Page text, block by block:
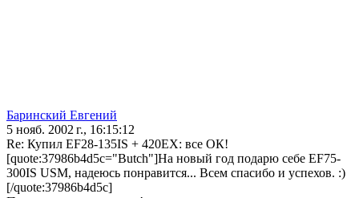
Баринский Евгений
5 нояб. 2002 г., 16:15:12
Re: Купил EF28-135IS + 420ЕХ: все ОК!
[quote:37986b4d5c="Butch"]На новый год подарю себе EF75-
300IS USM, надеюсь понравится... Всем спасибо и успехов. :)
[/quote:37986b4d5c]